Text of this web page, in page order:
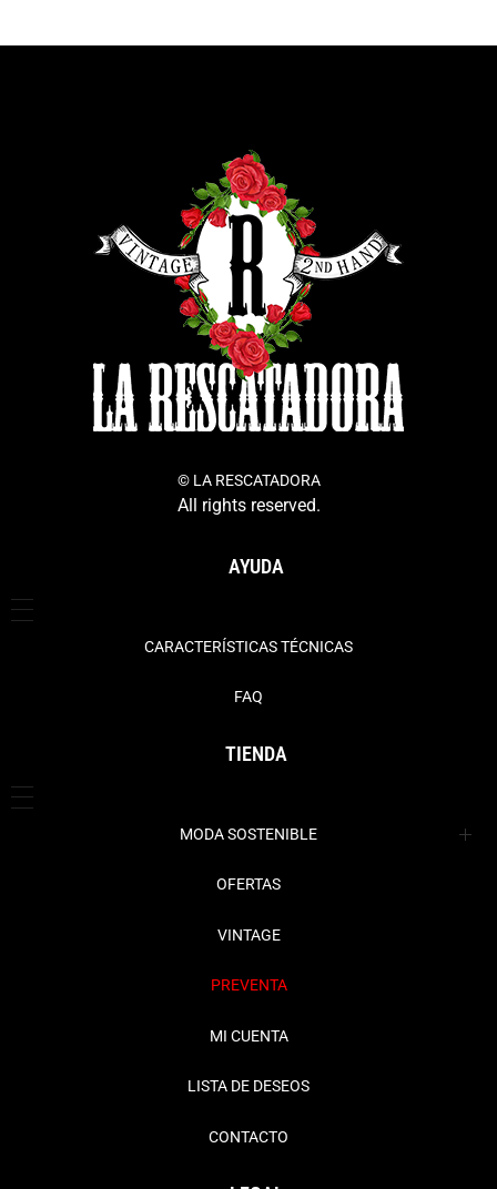
© LA RESCATADORA
All rights reserved.
AYUDA
CARACTERÍSTICAS TÉCNICAS
FAQ
TIENDA
MODA SOSTENIBLE
Ropa
Abrigos + Cazadoras
Chaquetas + Blazers
Complementos
Bisutería
OFERTAS
VINTAGE
PREVENTA
MI CUENTA
LISTA DE DESEOS
CONTACTO